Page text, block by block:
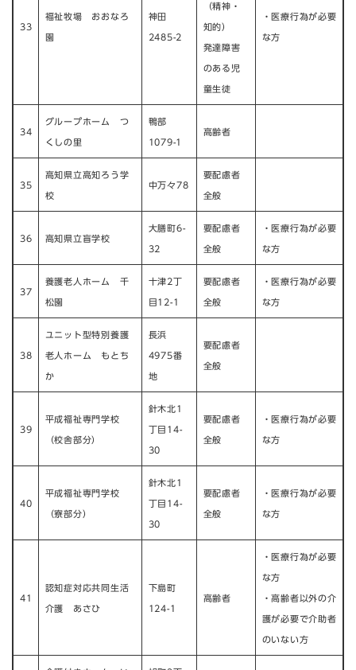
33
福祉牧場 おおなろ
園
神田
2485-2
（精神・
知的）
発達障害
のある児
童生徒
・医療行為が必要
な方
34
グループホーム つ
くしの里
鴨部
1079-1
高齢者
35
高知県立高知ろう学
校
中万々78
要配慮者
全般
36 高知県立盲学校
大膳町6-
32
要配慮者
全般
・医療行為が必要
な方
37
養護老人ホーム 千
松園
十津2丁
目12-1
要配慮者
全般
・医療行為が必要
な方
38
ユニット型特別養護
老人ホーム もとち
か
長浜
4975番
地
要配慮者
全般
39
平成福祉専門学校
（校舎部分）
針木北1
丁目14-
30
要配慮者
全般
・医療行為が必要
な方
40
平成福祉専門学校
（寮部分）
針木北1
丁目14-
30
要配慮者
全般
・医療行為が必要
な方
41
認知症対応共同生活
介護 あさひ
下島町
124-1
高齢者
・医療行為が必要
な方
・高齢者以外の介
護が必要で介助者
のいない方